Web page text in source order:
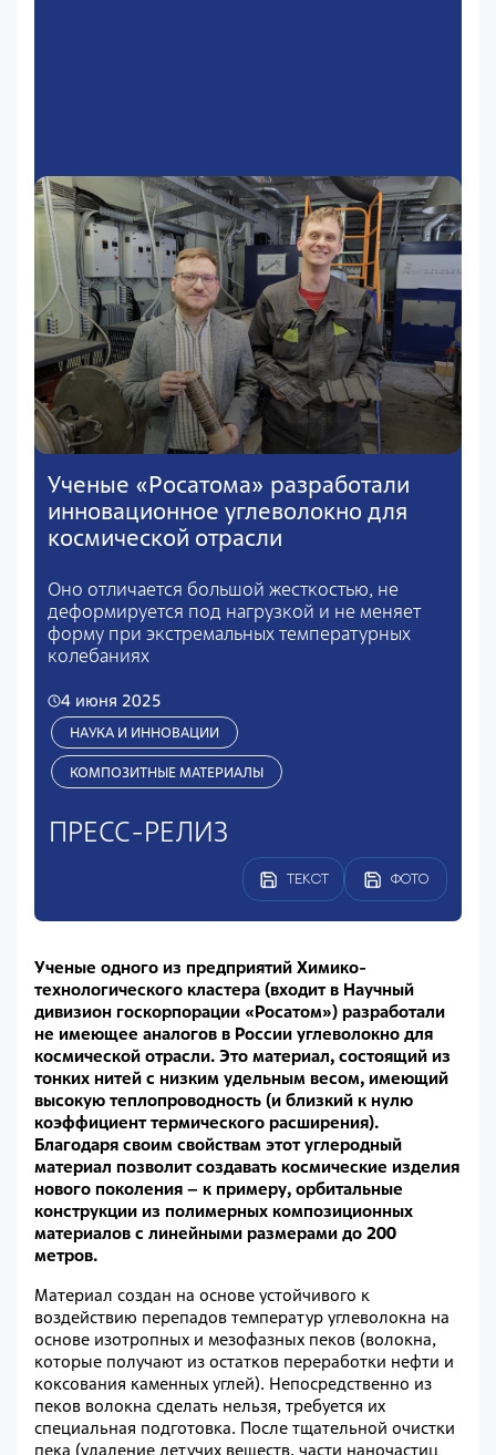
Ученые «Росатома» разработали
инновационное углеволокно для
космической отрасли
Оно отличается большой жесткостью, не
деформируется под нагрузкой и не меняет
форму при экстремальных температурных
колебаниях
4 июня 2025
НАУКА И ИННОВАЦИИ
КОМПОЗИТНЫЕ МАТЕРИАЛЫ
ПРЕСС-РЕЛИЗ
ТЕКСТ ФОТО
Ученые одного из предприятий Химико-
технологического кластера (входит в Научный
дивизион госкорпорации «Росатом») разработали
не имеющее аналогов в России углеволокно для
космической отрасли. Это материал, состоящий из
тонких нитей с низким удельным весом, имеющий
высокую теплопроводность (и близкий к нулю
коэффициент термического расширения).
Благодаря своим свойствам этот углеродный
материал позволит создавать космические изделия
нового поколения – к примеру, орбитальные
конструкции из полимерных композиционных
материалов с линейными размерами до 200
метров.
Материал создан на основе устойчивого к
воздействию перепадов температур углеволокна на
основе изотропных и мезофазных пеков (волокна,
которые получают из остатков переработки нефти и
коксования каменных углей). Непосредственно из
пеков волокна сделать нельзя, требуется их
специальная подготовка. После тщательной очистки
пека (удаление летучих веществ, части наночастиц